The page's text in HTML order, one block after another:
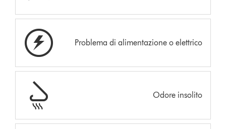
Problema di alimentazione o elettrico
Odore insolito